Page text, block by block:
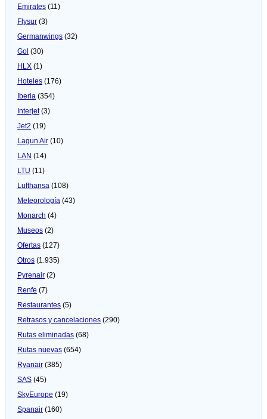
Emirates (11)
Flysur (3)
Germanwings (32)
Gol (30)
HLX (1)
Hoteles (176)
Iberia (354)
Interjet(3)
Jet2 (19)
Lagun Air (10)
LAN (14)
LTU (11)
Lufthansa (108)
Meteorologí­a (43)
Monarch (4)
Museos (2)
Ofertas (127)
Otros (1.935)
Pyrenair (2)
Renfe (7)
Restaurantes (5)
Retrasos y cancelaciones (290)
Rutas eliminadas (68)
Rutas nuevas (654)
Ryanair (385)
SAS (45)
SkyEurope (19)
Spanair (160)